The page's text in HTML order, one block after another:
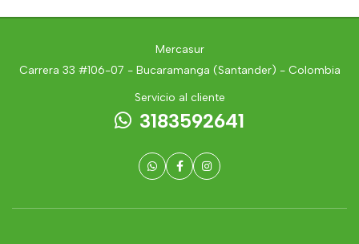
Mercasur
Carrera 33 #106-07 - Bucaramanga (Santander) - Colombia
Servicio al cliente
3183592641